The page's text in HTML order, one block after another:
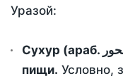
Уразой:
Сухур (араб. سحور) - это утренний прием
пищи. Условно,